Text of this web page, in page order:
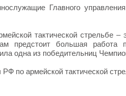
Главного
тактической стрельбе –
предстоит большая работа
одна из победительниц
по армейской тактической